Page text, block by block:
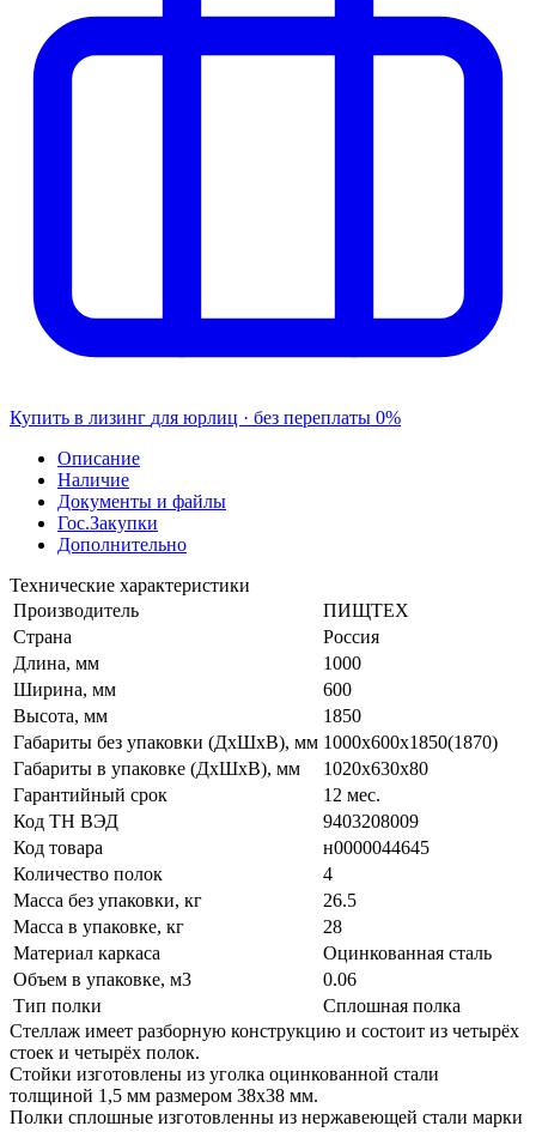
Купить в лизинг для юрлиц · без переплаты 0%
Описание
Наличие
Документы и файлы
Гос.Закупки
Дополнительно
Технические характеристики
Производитель
ПИЩТЕХ
Страна
Россия
Длина, мм
1000
Ширина, мм
600
Высота, мм
1850
Габариты без упаковки (ДхШхВ), мм 1000х600х1850(1870)
Габариты в упаковке (ДхШхВ), мм
1020х630х80
Гарантийный срок
12 мес.
Код ТН ВЭД
9403208009
Код товара
н0000044645
Количество полок
4
Масса без упаковки, кг
26.5
Масса в упаковке, кг
28
Материал каркаса
Оцинкованная сталь
Объем в упаковке, м3
0.06
Тип полки
Сплошная полка
Стеллаж имеет разборную конструкцию и состоит из четырёх
стоек и четырёх полок.
Стойки изготовлены из уголка оцинкованной стали
толщиной 1,5 мм размером 38х38 мм.
Полки сплошные изготовленны из нержавеющей стали марки